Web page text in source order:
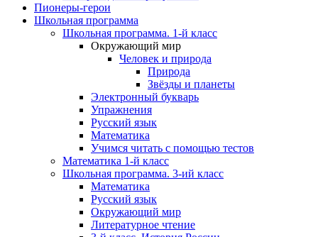
Пионеры-герои
Школьная программа
Школьная программа. 1-й класс
Окружающий мир
Человек и природа
Природа
Звёзды и планеты
Электронный букварь
Упражнения
Русский язык
Математика
Учимся читать с помощью тестов
Математика 1-й класс
Школьная программа. 3-ий класс
Математика
Русский язык
Окружающий мир
Литературное чтение